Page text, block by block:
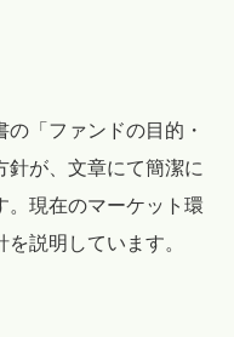
「ファンドの目的・
針が、文章にて簡潔に
。現在のマーケット環
説明しています。